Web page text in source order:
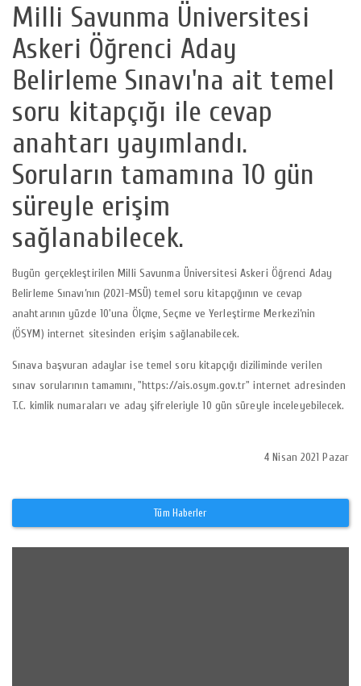
Milli Savunma Üniversitesi
Askeri Öğrenci Aday
Belirleme Sınavı'na ait temel
soru kitapçığı ile cevap
anahtarı yayımlandı.
Soruların tamamına 10 gün
süreyle erişim
sağlanabilecek.
Bugün gerçekleştirilen Milli Savunma Üniversitesi Askeri Öğrenci Aday
Belirleme Sınavı’nın (2021-MSÜ) temel soru kitapçığının ve cevap
anahtarının yüzde 10'una Ölçme, Seçme ve Yerleştirme Merkezi’nin
(ÖSYM) internet sitesinden erişim sağlanabilecek.
Sınava başvuran adaylar ise temel soru kitapçığı diziliminde verilen
sınav sorularının tamamını, "https://ais.osym.gov.tr" internet adresinden
T.C. kimlik numaraları ve aday şifreleriyle 10 gün süreyle inceleyebilecek.
4 Nisan 2021 Pazar
Tüm Haberler